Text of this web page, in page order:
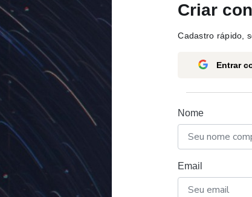
Criar
Cadastro rápido,
Entrar
Nome
Email